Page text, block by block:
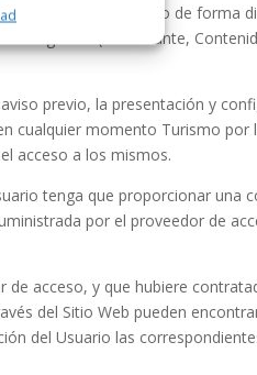
forma estática como de forma
(en adelante,
previo, la presentación y
cualquier momento Turismo por
acceso a los mismos.
tenga que proporcionar una
por el proveedor de
acceso, y que hubiere
del Sitio Web pueden
del Usuario las